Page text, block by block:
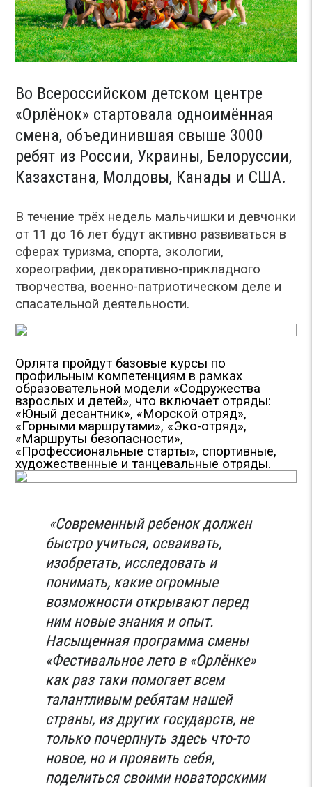
Во Всероссийском детском центре
«Орлёнок» стартовала одноимённая
смена, объединившая свыше 3000
ребят из России, Украины, Белоруссии,
Казахстана, Молдовы, Канады и США.
В течение трёх недель мальчишки и девчонки
от 11 до 16 лет будут активно развиваться в
сферах туризма, спорта, экологии,
хореографии, декоративно-прикладного
творчества, военно-патриотическом деле и
спасательной деятельности.
Орлята пройдут базовые курсы по
профильным компетенциям в рамках
образовательной модели «Содружества
взрослых и детей», что включает отряды:
«Юный десантник», «Морской отряд»,
«Горными маршрутами», «Эко-отряд»,
«Маршруты безопасности»,
«Профессиональные старты», спортивные,
художественные и танцевальные отряды.
«Современный ребенок должен
быстро учиться, осваивать,
изобретать, исследовать и
понимать, какие огромные
возможности открывают перед
ним новые знания и опыт.
Насыщенная программа смены
«Фестивальное лето в «Орлёнке»
как раз таки помогает всем
талантливым ребятам нашей
страны, из других государств, не
только почерпнуть здесь что-то
новое, но и проявить себя,
поделиться своими новаторскими